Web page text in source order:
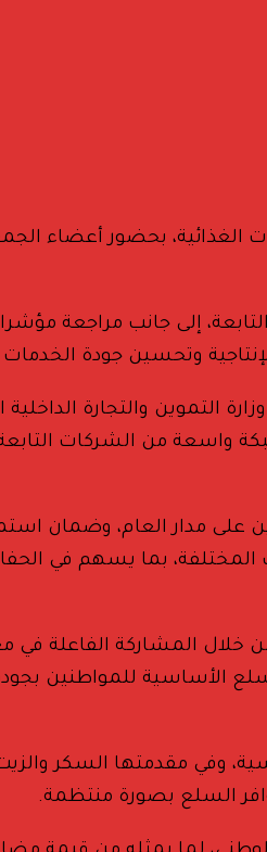
الغذائية، بحضور أعضاء
إلى جانب مراجعة
وتحسين جودة
والتجارة الداخلية
واسعة من الشركات التابعة
على مدار العام، وضمان
بما يسهم في
خلال المشاركة الفاعلة في
الأساسية للمواطنين
وفي مقدمتها السكر والزيت
السلع بصورة منتظمة.